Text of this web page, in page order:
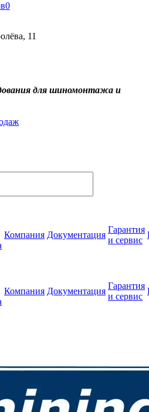
0
11
для шиномонтажа и
Компания Документация
Гарантия
и сервис
Компания Документация
Гарантия
и сервис